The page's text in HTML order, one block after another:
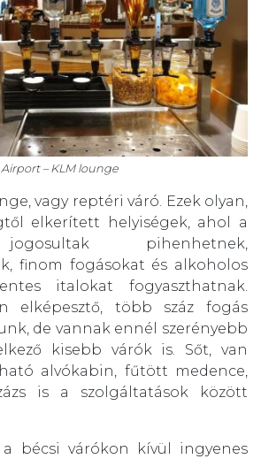
– KLM lounge
vagy reptéri váró. Ezek olyan,
elkerített helyiségek, ahol a
pihenhetnek,
finom fogásokat és alkoholos
italokat fogyaszthatnak.
elképesztő, több száz fogás
de vannak ennél szerényebb
kisebb várók is. Sőt, van
alvókabin, fűtött medence,
is a szolgáltatások között
bécsi várókon kívül ingyenes